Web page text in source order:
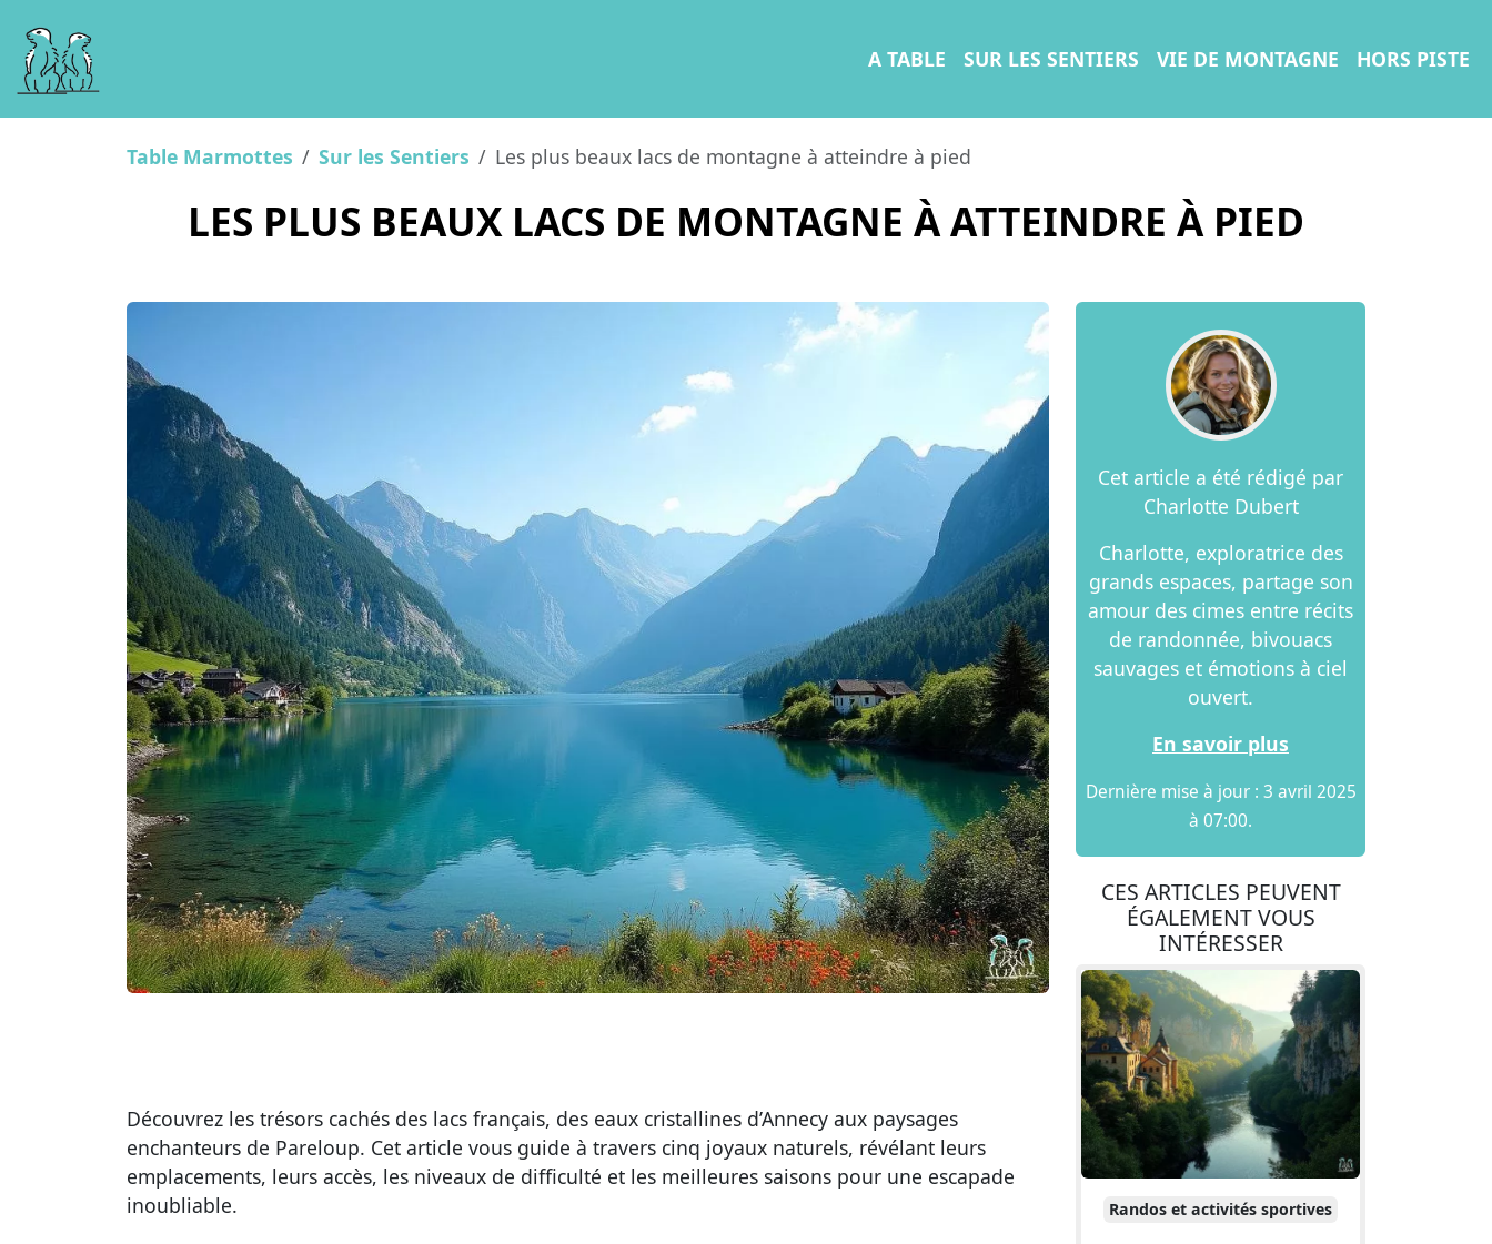
A TABLE SUR LES SENTIERS VIE DE MONTAGNE HORS PISTE
Table Marmottes Sur les Sentiers Les plus beaux lacs de montagne à atteindre à pied
LES PLUS BEAUX LACS DE MONTAGNE À ATTEINDRE À PIED
Découvrez les trésors cachés des lacs français, des eaux cristallines d’Annecy aux paysages
enchanteurs de Pareloup. Cet article vous guide à travers cinq joyaux naturels, révélant leurs
emplacements, leurs accès, les niveaux de difficulté et les meilleures saisons pour une escapade
inoubliable.
Cet article a été rédigé par
Charlotte Dubert
Charlotte, exploratrice des
grands espaces, partage son
amour des cimes entre récits
de randonnée, bivouacs
sauvages et émotions à ciel
ouvert.
En savoir plus
Dernière mise à jour : 3 avril 2025
à 07:00.
CES ARTICLES PEUVENT
ÉGALEMENT VOUS
INTÉRESSER
Randos et activités sportives